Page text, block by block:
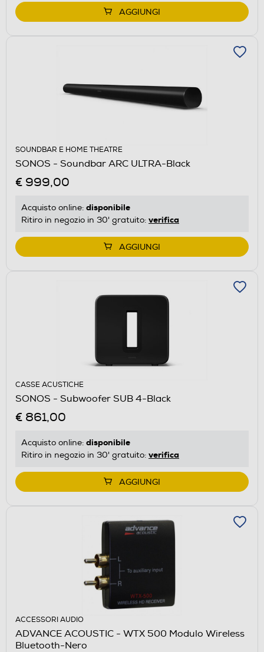
AGGIUNGI
SOUNDBAR E HOME THEATRE
SONOS - Soundbar ARC ULTRA-Black
€ 999,00
Acquisto online: disponibile
Ritiro in negozio in 30' gratuito: verifica
AGGIUNGI
CASSE ACUSTICHE
SONOS - Subwoofer SUB 4-Black
€ 861,00
Acquisto online: disponibile
Ritiro in negozio in 30' gratuito: verifica
AGGIUNGI
ACCESSORI AUDIO
ADVANCE ACOUSTIC - WTX 500 Modulo Wireless
Bluetooth-Nero